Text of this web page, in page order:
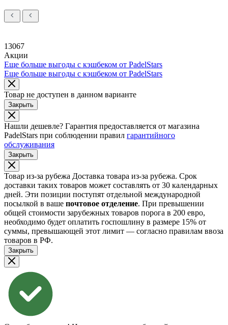
13067
Акции
Еще больше выгоды с кэшбеком от PadelStars
Еще больше выгоды с кэшбеком от PadelStars
Товар не доступен в данном варианте
Закрыть
Нашли дешевле? Гарантия предоставляется от магазина
PadelStars при соблюдении правил гарантийного
обслуживания
Закрыть
Товар из-за рубежа Доставка товара из-за рубежа. Срок
доставки таких товаров может составлять от 30 календарных
дней. Эти позиции поступят отдельной международной
посылкой в ваше почтовое отделение. При превышении
общей стоимости зарубежных товаров порога в 200 евро,
необходимо будет оплатить госпошлину в размере 15% от
суммы, превышающей этот лимит — согласно правилам ввоза
товаров в РФ.
Закрыть